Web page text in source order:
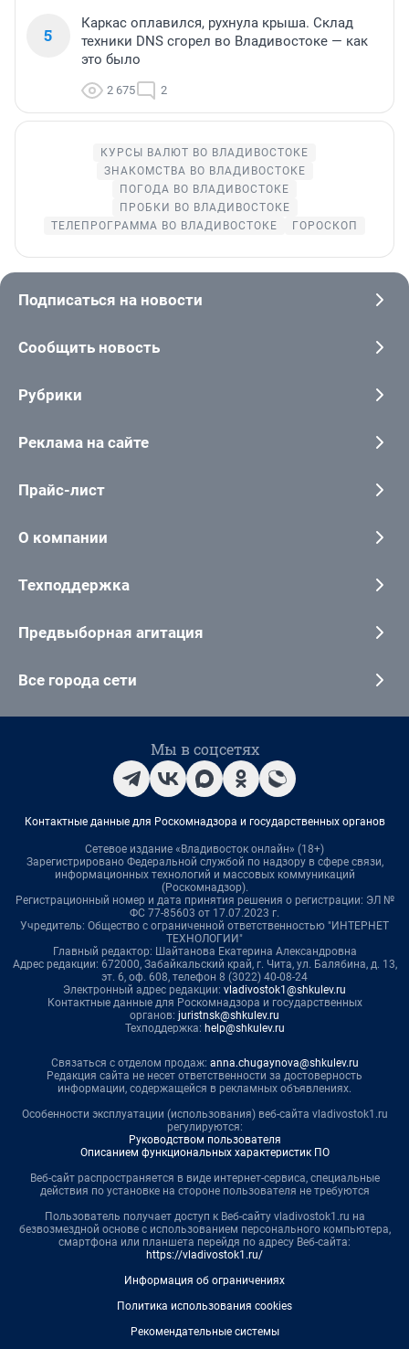
5
Каркас оплавился, рухнула крыша. Склад
техники DNS сгорел во Владивостоке — как
это было
2 675 2
КУРСЫ ВАЛЮТ ВО ВЛАДИВОСТОКЕ
ЗНАКОМСТВА ВО ВЛАДИВОСТОКЕ
ПОГОДА ВО ВЛАДИВОСТОКЕ
ПРОБКИ ВО ВЛАДИВОСТОКЕ
ТЕЛЕПРОГРАММА ВО ВЛАДИВОСТОКЕ
ГОРОСКОП
Подписаться на новости
Сообщить новость
Рубрики
Реклама на сайте
Прайс-лист
О компании
Техподдержка
Предвыборная агитация
Все города сети
Мы в соцсетях
Контактные данные для Роскомнадзора и государственных органов
Сетевое издание «Владивосток онлайн» (18+)
Зарегистрировано Федеральной службой по надзору в сфере связи,
информационных технологий и массовых коммуникаций
(Роскомнадзор).
Регистрационный номер и дата принятия решения о регистрации: ЭЛ №
ФС 77-85603 от 17.07.2023 г.
Учредитель: Общество с ограниченной ответственностью "ИНТЕРНЕТ
ТЕХНОЛОГИИ"
Главный редактор: Шайтанова Екатерина Александровна
Адрес редакции: 672000, Забайкальский край, г. Чита, ул. Балябина, д. 13,
эт. 6, оф. 608, телефон 8 (3022) 40-08-24
Электронный адрес редакции: vladivostok1@shkulev.ru
Контактные данные для Роскомнадзора и государственных
органов: juristnsk@shkulev.ru
Техподдержка: help@shkulev.ru
Связаться с отделом продаж: anna.chugaynova@shkulev.ru
Редакция сайта не несет ответственности за достоверность
информации, содержащейся в рекламных объявлениях.
Особенности эксплуатации (использования) веб-сайта vladivostok1.ru
регулируются:
Руководством пользователя
Описанием функциональных характеристик ПО
Веб-сайт распространяется в виде интернет-сервиса, специальные
действия по установке на стороне пользователя не требуются
Пользователь получает доступ к Веб-сайту vladivostok1.ru на
безвозмездной основе с использованием персонального компьютера,
смартфона или планшета перейдя по адресу Веб-сайта:
https://vladivostok1.ru/
Информация об ограничениях
Политика использования cookies
Рекомендательные системы